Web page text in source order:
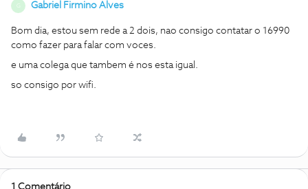
Gabriel Firmino Alves
Bom dia, estou sem rede a 2 dois, nao consigo contatar o 16990
como fazer para falar com voces.
e uma colega que tambem é nos esta igual.
so consigo por wifi.
1 Comentário